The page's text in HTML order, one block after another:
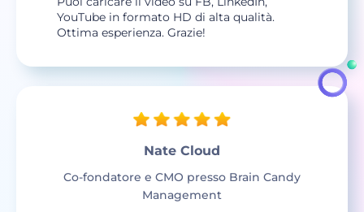
YouTube in formato HD di alta qualità.
Ottima esperienza. Grazie!
Nate Cloud
Co-fondatore e CMO presso Brain Candy
Management